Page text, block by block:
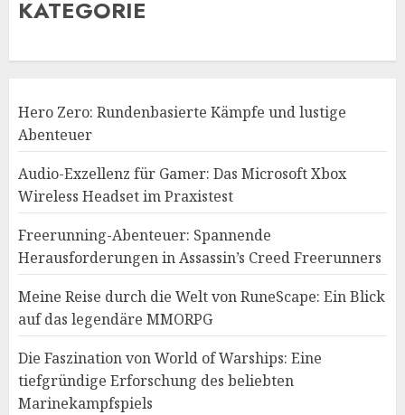
KATEGORIE
Hero Zero: Rundenbasierte Kämpfe und lustige
Abenteuer
Audio-Exzellenz für Gamer: Das Microsoft Xbox
Wireless Headset im Praxistest
Freerunning-Abenteuer: Spannende
Herausforderungen in Assassin’s Creed Freerunners
Meine Reise durch die Welt von RuneScape: Ein Blick
auf das legendäre MMORPG
Die Faszination von World of Warships: Eine
tiefgründige Erforschung des beliebten
Marinekampfspiels